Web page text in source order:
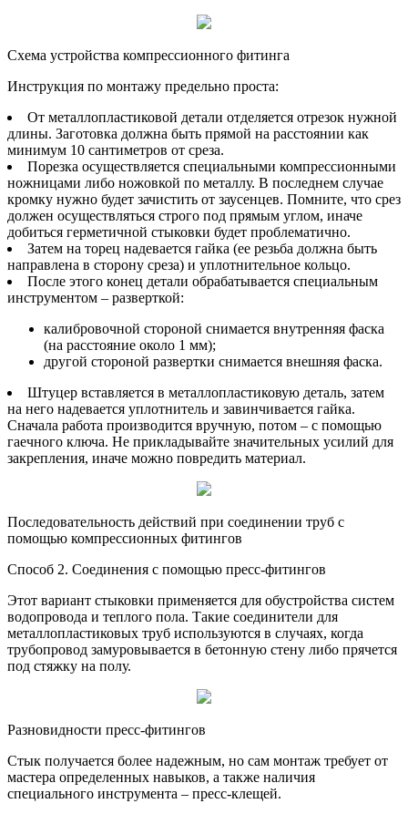
Схема устройства компрессионного фитинга
Инструкция по монтажу предельно проста:
От металлопластиковой детали отделяется отрезок нужной
длины. Заготовка должна быть прямой на расстоянии как
минимум 10 сантиметров от среза.
Порезка осуществляется специальными компрессионными
ножницами либо ножовкой по металлу. В последнем случае
кромку нужно будет зачистить от заусенцев. Помните, что срез
должен осуществляться строго под прямым углом, иначе
добиться герметичной стыковки будет проблематично.
Затем на торец надевается гайка (ее резьба должна быть
направлена в сторону среза) и уплотнительное кольцо.
После этого конец детали обрабатывается специальным
инструментом – разверткой:
калибровочной стороной снимается внутренняя фаска
(на расстояние около 1 мм);
другой стороной развертки снимается внешняя фаска.
Штуцер вставляется в металлопластиковую деталь, затем
на него надевается уплотнитель и завинчивается гайка.
Сначала работа производится вручную, потом – с помощью
гаечного ключа. Не прикладывайте значительных усилий для
закрепления, иначе можно повредить материал.
Последовательность действий при соединении труб с
помощью компрессионных фитингов
Способ 2. Соединения с помощью пресс-фитингов
Этот вариант стыковки применяется для обустройства систем
водопровода и теплого пола. Такие соединители для
металлопластиковых труб используются в случаях, когда
трубопровод замуровывается в бетонную стену либо прячется
под стяжку на полу.
Разновидности пресс-фитингов
Стык получается более надежным, но сам монтаж требует от
мастера определенных навыков, а также наличия
специального инструмента – пресс-клещей.